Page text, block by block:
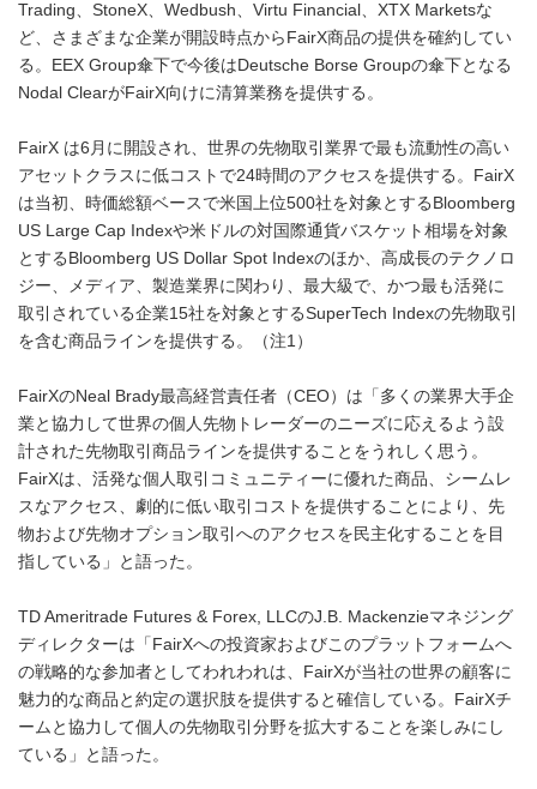
Trading、StoneX、Wedbush、Virtu Financial、XTX Marketsな
ど、さまざまな企業が開設時点からFairX商品の提供を確約してい
る。EEX Group傘下で今後はDeutsche Borse Groupの傘下となる
Nodal ClearがFairX向けに清算業務を提供する。
FairX は6月に開設され、世界の先物取引業界で最も流動性の高い
アセットクラスに低コストで24時間のアクセスを提供する。FairX
は当初、時価総額ベースで米国上位500社を対象とするBloomberg
US Large Cap Indexや米ドルの対国際通貨バスケット相場を対象
とするBloomberg US Dollar Spot Indexのほか、高成長のテクノロ
ジー、メディア、製造業界に関わり、最大級で、かつ最も活発に
取引されている企業15社を対象とするSuperTech Indexの先物取引
を含む商品ラインを提供する。（注1）
FairXのNeal Brady最高経営責任者（CEO）は「多くの業界大手企
業と協力して世界の個人先物トレーダーのニーズに応えるよう設
計された先物取引商品ラインを提供することをうれしく思う。
FairXは、活発な個人取引コミュニティーに優れた商品、シームレ
スなアクセス、劇的に低い取引コストを提供することにより、先
物および先物オプション取引へのアクセスを民主化することを目
指している」と語った。
TD Ameritrade Futures & Forex, LLCのJ.B. Mackenzieマネジング
ディレクターは「FairXへの投資家およびこのプラットフォームへ
の戦略的な参加者としてわれわれは、FairXが当社の世界の顧客に
魅力的な商品と約定の選択肢を提供すると確信している。FairXチ
ームと協力して個人の先物取引分野を拡大することを楽しみにし
ている」と語った。